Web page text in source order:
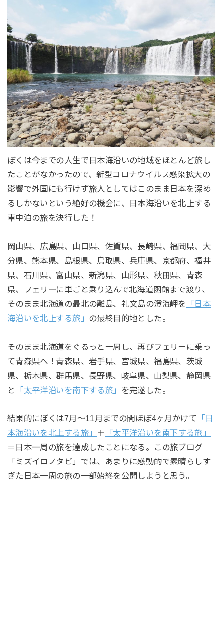
ぼくは今までの人生で日本海沿いの地域をほとんど旅し
たことがなかったので、新型コロナウイルス感染拡大の
影響で外国にも行けず旅人としてはこのまま日本を深め
るしかないという絶好の機会に、日本海沿いを北上する
車中泊の旅を決行した！
岡山県、広島県、山口県、佐賀県、長崎県、福岡県、大
分県、熊本県、島根県、鳥取県、兵庫県、京都府、福井
県、石川県、富山県、新潟県、山形県、秋田県、青森
県、フェリーに車ごと乗り込んで北海道函館まで渡り、
そのまま北海道の最北の離島、礼文島の澄海岬を
「日本
海沿いを北上する旅」 の最終目的地とした。
そのまま北海道をぐるっと一周し、再びフェリーに乗っ
て青森県へ！青森県、岩手県、宮城県、福島県、茨城
県、栃木県、群馬県、長野県、岐阜県、山梨県、静岡県
と
「太平洋沿いを南下する旅」 を完遂した。
結果的にぼくは7月〜11月までの間ほぼ4ヶ月かけて 「日
本海沿いを北上する旅」 ＋
「太平洋沿いを南下する旅」
＝日本一周の旅を達成したことになる。この旅ブログ
「ミズイロノタビ」では、あまりに感動的で素晴らしす
ぎた日本一周の旅の一部始終を公開しようと思う。